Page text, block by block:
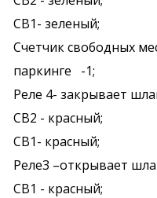
СВ1- зеленый;
Счетчик свободных
паркинге -1;
Реле 4- закрывает
СВ2 - красный;
СВ1- красный;
Реле3 –открывает
СВ1 - красный;